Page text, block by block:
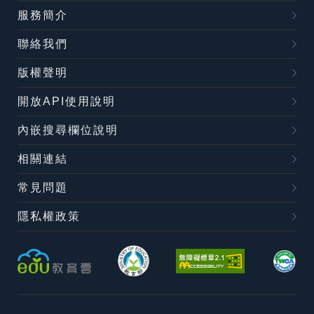
服務簡介
聯絡我們
版權聲明
開放API使用說明
內嵌搜尋欄位說明
相關連結
常見問題
隱私權政策